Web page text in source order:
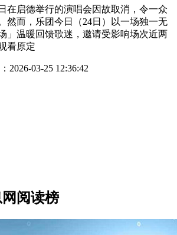
在启德举行的演唱会因故取消，令一众
然而，乐团今日（24日）以一场独一无
」温暖回馈歌迷，邀请受影响场次近两
看原定
2026-03-25 12:36:42
阅读榜